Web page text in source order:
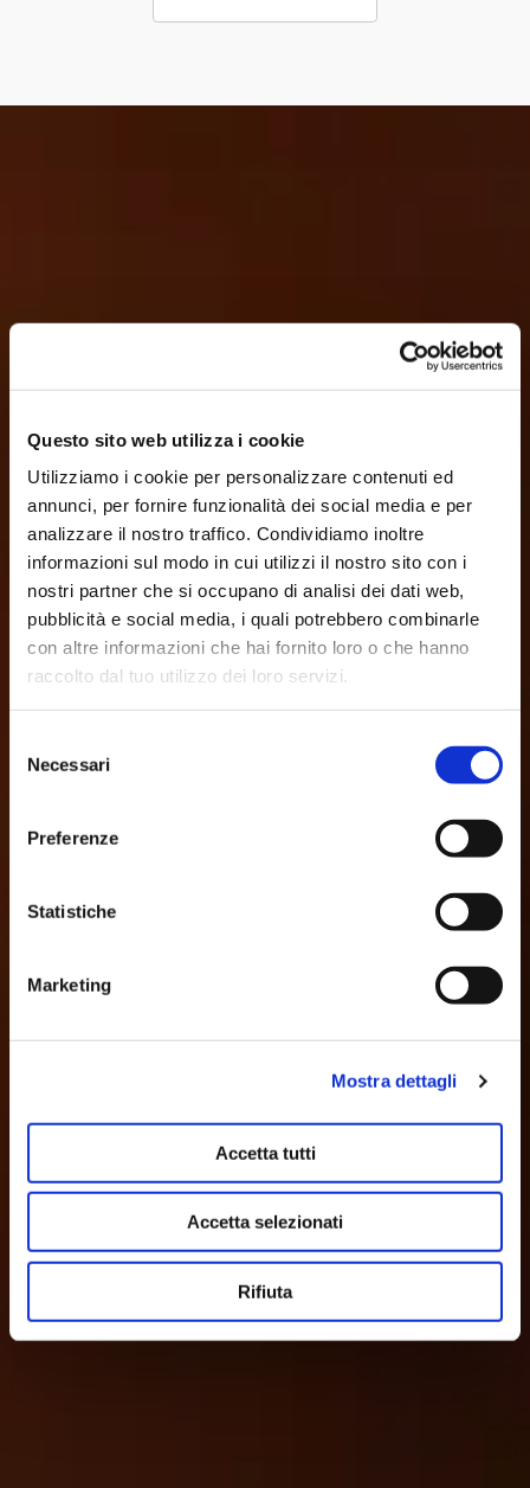
Questo sito web utilizza i cookie
Utilizziamo i cookie per personalizzare contenuti ed
annunci, per fornire funzionalità dei social media e per
analizzare il nostro traffico. Condividiamo inoltre
informazioni sul modo in cui utilizzi il nostro sito con i
nostri partner che si occupano di analisi dei dati web,
pubblicità e social media, i quali potrebbero combinarle
con altre informazioni che hai fornito loro o che hanno
raccolto dal tuo utilizzo dei loro servizi.
delNecessari
Preferenze
Statistiche
Marketing
Mostra dettagli
Accetta tutti
Accetta selezionati
Rifiuta